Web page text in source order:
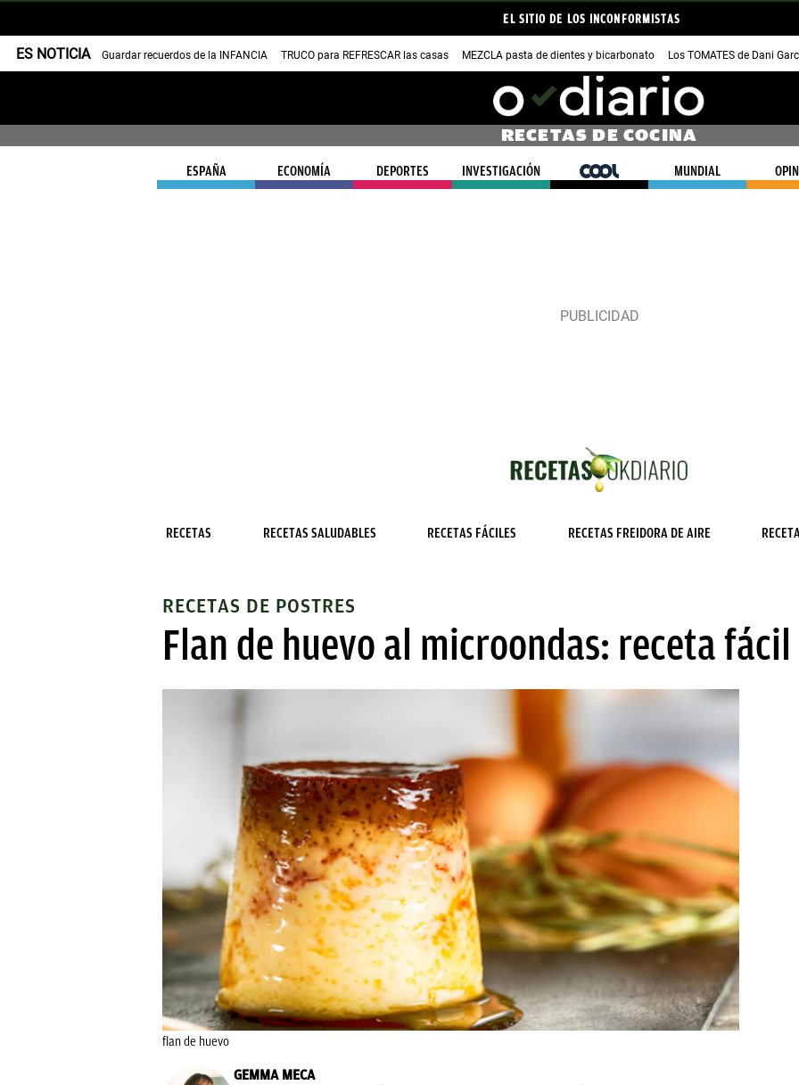
EL SITIO DE LOS INCONFORMISTAS
ES NOTICIA Guardar recuerdos de la INFANCIA TRUCO para REFRESCAR las casas MEZCLA pasta de dientes y bicarbonato Los TOMATES de Dani
RECETAS DE COCINA
ESPAÑA ECONOMÍA DEPORTES INVESTIGACIÓN COOL MUNDIAL
RECETAS RECETAS SALUDABLES RECETAS FÁCILES RECETAS FREIDORA DE AIRE
RECETAS DE POSTRES
Flan de huevo al microondas: receta
flan de huevo
GEMMA MECA